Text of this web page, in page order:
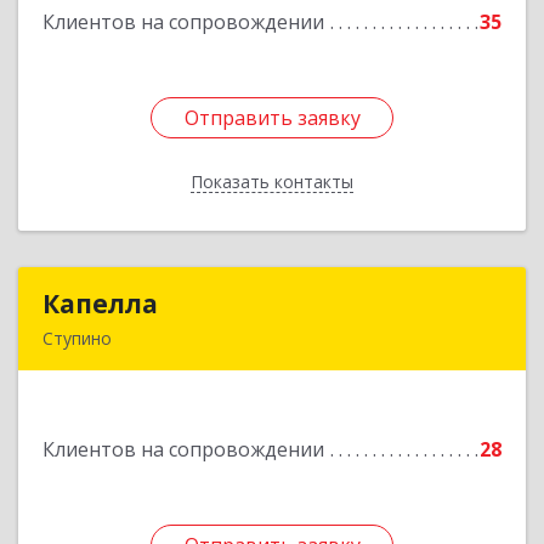
Клиентов на сопровождении 35
Отправить заявку
Показать контакты
Подробнее
Отправить заявку
Назад
Капелла
Ступино
Клиентов на сопровождении 28
Подробнее